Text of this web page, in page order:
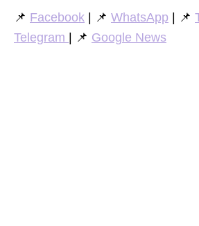
📌 Facebook | 📌 WhatsApp | 📌
Telegram
| 📌 Google News